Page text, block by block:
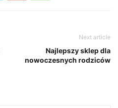
Next article
Najlepszy sklep dla
nowoczesnych rodziców